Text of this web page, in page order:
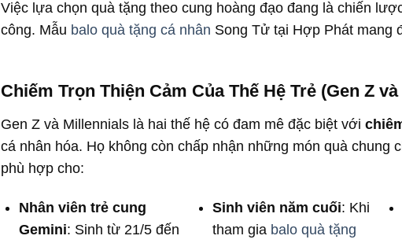
Việc lựa chọn quà tặng theo cung hoàng đạo đang là chiến
công. Mẫu balo quà tặng cá nhân Song Tử tại Hợp Phát mang
Chiếm Trọn Thiện Cảm Của Thế Hệ Trẻ (Gen Z
Gen Z và Millennials là hai thế hệ có đam mê đặc biệt với
cá nhân hóa. Họ không còn chấp nhận những món quà
phù hợp cho:
Nhân viên trẻ cung
Gemini: Sinh từ 21/5 đến
Sinh viên năm cuối: Khi
tham gia balo quà tặng